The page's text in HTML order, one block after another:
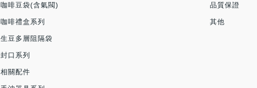
咖啡豆袋(含氣閥)
咖啡禮盒系列
生豆多層阻隔袋
封口系列
相關配件
品質保證
其他